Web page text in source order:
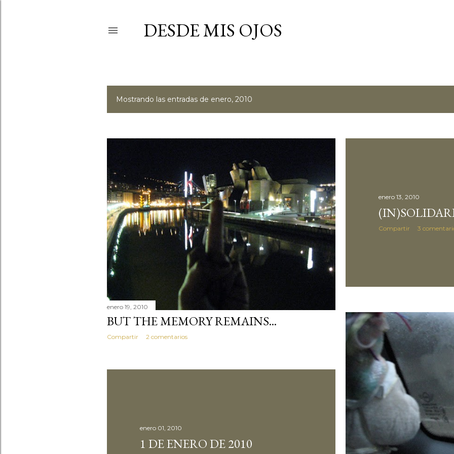
DESDE MIS OJOS
E
r
a
d
a
s
Mostrando las entradas de enero, 2010
enero 19, 2010
BUT THE MEMORY REMAINS...
Compartir 2 comentarios
enero 13, 2010
Compartir 3
enero 01, 2010
1 DE ENERO DE 2010